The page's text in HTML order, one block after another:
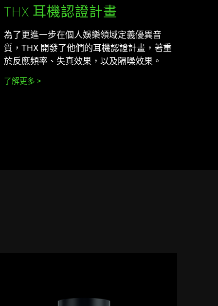
THX 耳機認證計畫
為了更進一步在個人娛樂領域定義優異音
質，THX 開發了他們的耳機認證計畫，著重
於反應頻率、失真效果，以及隔噪效果。
了解更多